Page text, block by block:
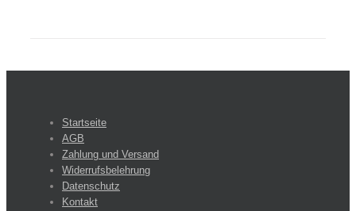
Startseite
AGB
Zahlung und Versand
Widerrufsbelehrung
Datenschutz
Kontakt